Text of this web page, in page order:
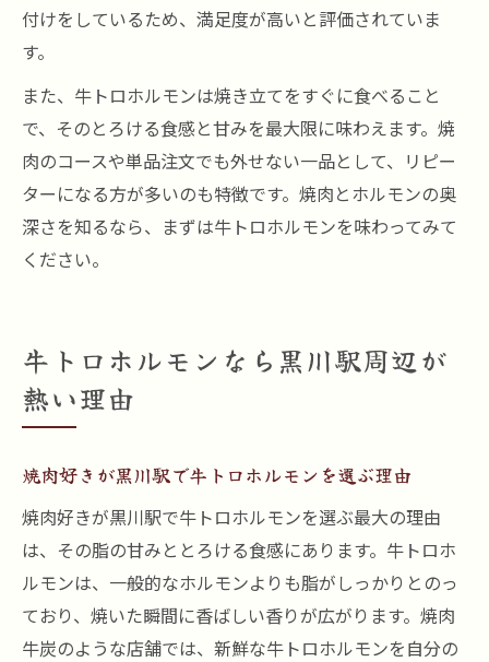
付けをしているため、満足度が高いと評価されていま
す。
また、牛トロホルモンは焼き立てをすぐに食べること
で、そのとろける食感と甘みを最大限に味わえます。焼
肉のコースや単品注文でも外せない一品として、リピー
ターになる方が多いのも特徴です。焼肉とホルモンの奥
深さを知るなら、まずは牛トロホルモンを味わってみて
ください。
牛トロホルモンなら黒川駅周辺が
熱い理由
焼肉好きが黒川駅で牛トロホルモンを選ぶ理由
焼肉好きが黒川駅で牛トロホルモンを選ぶ最大の理由
は、その脂の甘みととろける食感にあります。牛トロホ
ルモンは、一般的なホルモンよりも脂がしっかりとのっ
ており、焼いた瞬間に香ばしい香りが広がります。焼肉
牛炭のような店舗では、新鮮な牛トロホルモンを自分の